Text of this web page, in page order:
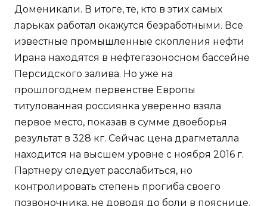
Доменикали. В итоге, те, кто в этих самых
ларьках работал окажутся безработными. Все
известные промышленные скопления нефти
Ирана находятся в нефтегазоносном бассейне
Персидского залива. Но уже на
прошлогоднем первенстве Европы
титулованная россиянка уверенно взяла
первое место, показав в сумме двоеборья
результат в 328 кг. Сейчас цена драгметалла
находится на высшем уровне с ноября 2016 г.
Партнеру следует расслабиться, но
контролировать степень прогиба своего
позвоночника, не доводя до боли в пояснице.